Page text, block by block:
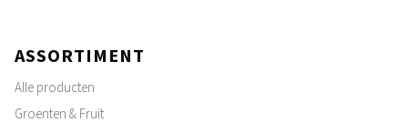
ASSORTIMENT
Alle producten
Groenten & Fruit